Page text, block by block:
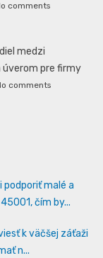
comments
medzi
pre firmy
comments
podporiť malé a
čím by...
k väčšej záťaži
n...